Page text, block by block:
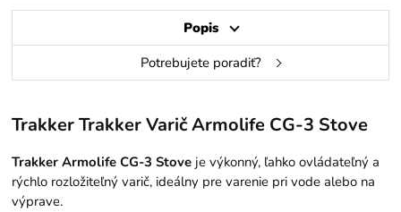
Popis
Potrebujete poradiť?
TrakkerTrakker Varič Armolife CG-3 Stove
Trakker Armolife CG-3 Stove je výkonný, ľahko ovládateľný a
rýchlo rozložiteľný varič, ideálny pre varenie pri vode alebo na
výprave.